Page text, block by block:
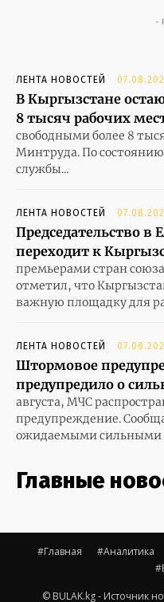
-
ЛЕНТА НОВОСТЕЙ
В Кыргызстане
8 тысяч рабочих
свободными более 8
Минтруда. По состоянию
службы...
ЛЕНТА НОВОСТЕЙ
Председательство в
переходит к
премьерами стран
отметил, что
важную площадку для
ЛЕНТА НОВОСТЕЙ
Штормовое
предупредило о
августа, МЧС
предупреждение.
ожидаемыми сильными
Главные
#Главная #Аналитика
© BULAK.kg - Источник